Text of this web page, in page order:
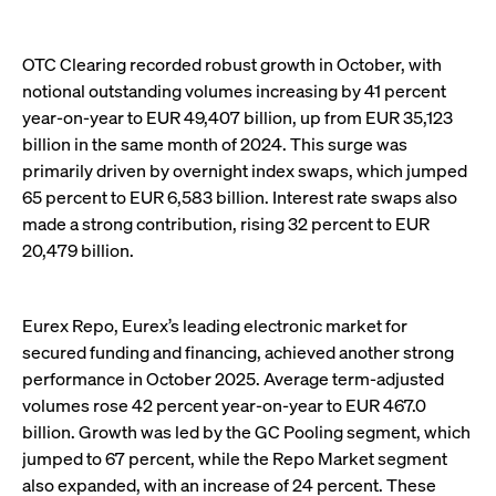
zum Midpoint-Preis ermöglicht.
Mehr
OTC Clearing recorded robust growth in October, with
notional outstanding volumes increasing by 41 percent
year-on-year to EUR 49,407 billion, up from EUR 35,123
billion in the same month of 2024. This surge was
primarily driven by overnight index swaps, which jumped
65 percent to EUR 6,583 billion. Interest rate swaps also
made a strong contribution, rising 32 percent to EUR
20,479 billion.
Eurex Repo, Eurex’s leading electronic market for
secured funding and financing, achieved another strong
performance in October 2025. Average term-adjusted
volumes rose 42 percent year-on-year to EUR 467.0
billion. Growth was led by the GC Pooling segment, which
jumped to 67 percent, while the Repo Market segment
also expanded, with an increase of 24 percent. These
boerse.com
boerse.com
ApplicationGatewayAffinityCORS
analytics.deutsche-
boerse.com
Session